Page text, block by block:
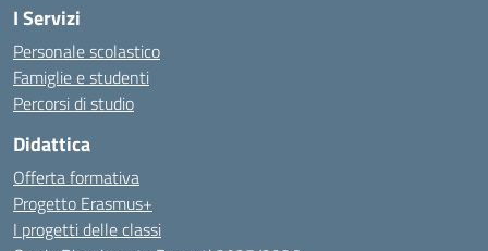
I Servizi
Personale scolastico
Famiglie e studenti
Percorsi di studio
Didattica
Offerta formativa
Progetto Erasmus+
I progetti delle classi